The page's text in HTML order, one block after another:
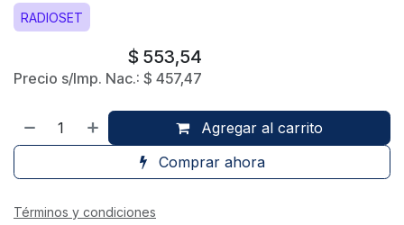
RADIOSET
$ 553,54
Precio s/Imp. Nac.: $ 457,47
Agregar al carrito
Comprar ahora
Términos y condiciones